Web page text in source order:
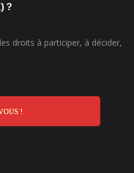
?
droits à participer, à décider,
!